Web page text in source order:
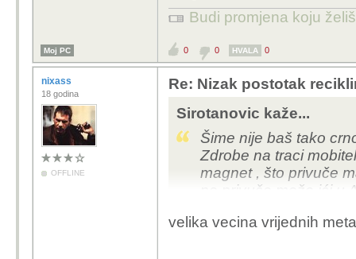
Budi promjena koju
Moj PC 0 0 HVALA 0
nixass
18 godina
OFFLINE
Re: Nizak postotak
Sirotanovic kaže...
Šime nije baš tako
Zdrobe na traci
magnet , što privuče
ne privuče može ići u
velika vecina vrijednih